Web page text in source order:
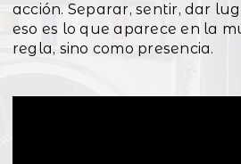
acción. Separar, sentir, dar
eso es lo que aparece en la
regla, sino como presencia.